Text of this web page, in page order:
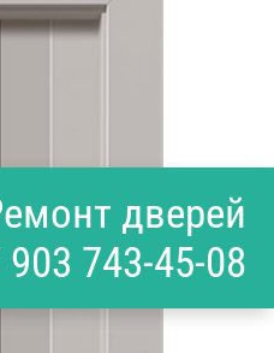
дверей
903 743-45-08